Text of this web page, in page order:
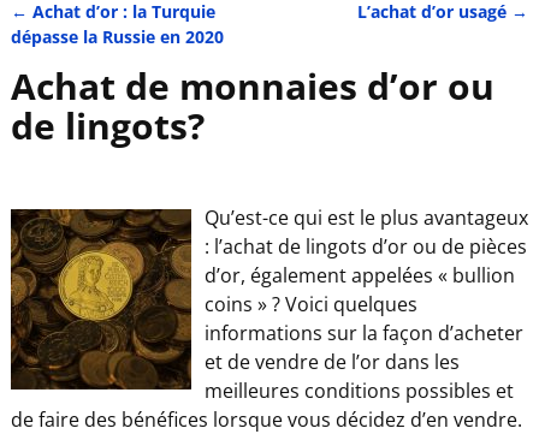
Navigation des articles
← Achat d’or : la Turquie
dépasse la Russie en 2020
L’achat d’or usagé →
Achat de monnaies d’or ou
de lingots?
Qu’est-ce qui est le plus avantageux
: l’achat de lingots d’or ou de pièces
d’or, également appelées « bullion
coins » ? Voici quelques
informations sur la façon d’acheter
et de vendre de l’or dans les
meilleures conditions possibles et
de faire des bénéfices lorsque vous décidez d’en vendre.